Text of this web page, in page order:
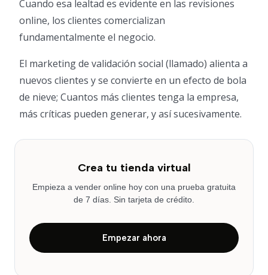
Cuando esa lealtad es evidente en las revisiones
online, los clientes comercializan
fundamentalmente el negocio.
El marketing de validación social (llamado) alienta a
nuevos clientes y se convierte en un efecto de bola
de nieve; Cuantos más clientes tenga la empresa,
más críticas pueden generar, y así sucesivamente.
Crea tu tienda virtual
Empieza a vender online hoy con una prueba gratuita
de 7 días. Sin tarjeta de crédito.
Empezar ahora